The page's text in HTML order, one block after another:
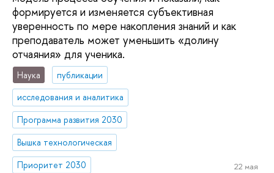
формируется и изменяется субъективная
уверенность по мере накопления знаний и как
преподаватель может уменьшить «долину
отчаяния» для ученика.
Наука
публикации
исследования и аналитика
Программа развития 2030
Вышка технологическая
Приоритет 2030
22 мая